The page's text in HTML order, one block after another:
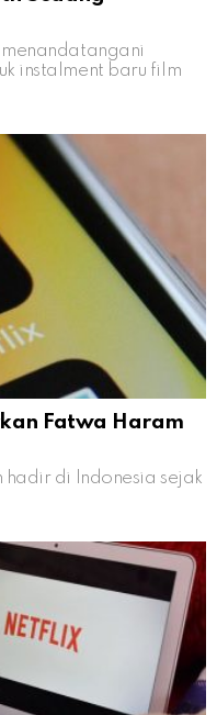
menandatangani
instalment baru film
Fatwa Haram
di Indonesia sejak